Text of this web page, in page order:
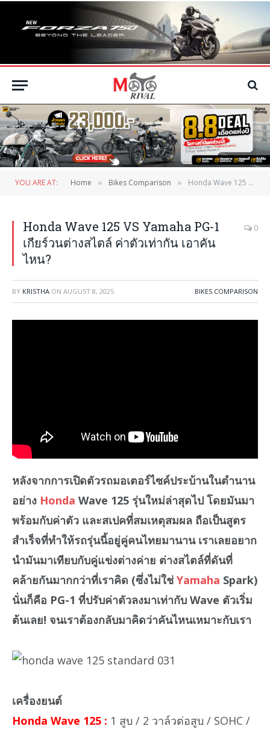
YOU ARE AT: Home » Bikes Comparison » Honda Wave 125 VS Yamaha PG-1 เกียร์วนต่างสไตล์ ค่าตัวเท่ากัน เอาคันไหน?
Honda Wave 125 VS Yamaha PG-1
เกียร์วนต่างสไตล์ ค่าตัวเท่ากัน เอาคัน
ไหน?
0
BY KRISTHA ON AUGUST 8, 2025 BIKES COMPARISON
หลังจากการเปิดตัวรถมอเตอร์ไซค์ประบ้านในตำนาน
อย่าง Honda Wave 125 รุ่นใหม่ล่าสุดไป โดยมันมา
พร้อมกับค่าตัว และสเปคที่สมเหตุสมผล ถือเป็นสูตร
สำเร็จที่ทำให้รถรุ่นนี้อยู่คู่คนไทยมานาน เราเลยอยาก
นำมันมาเทียบกับคู่แข่งต่างค่าย ต่างสไตล์ที่ดันที่
คล้ายกันมากกว่าที่เราคิด (ซึ่งไม่ใช่Yamaha Spark)
นั่นก็คือ PG-1 ที่ปรับค่าตัวลงมาเท่ากับ Wave ตัวเริ่ม
ต้นเลย! จนเราต้องกลับมาคิดว่าคันไหนเหมาะกับเรา
เครื่องยนต์
Honda Wave 125 : 1 สูบ / 2 วาล์วต่อสูบ / SOHC /